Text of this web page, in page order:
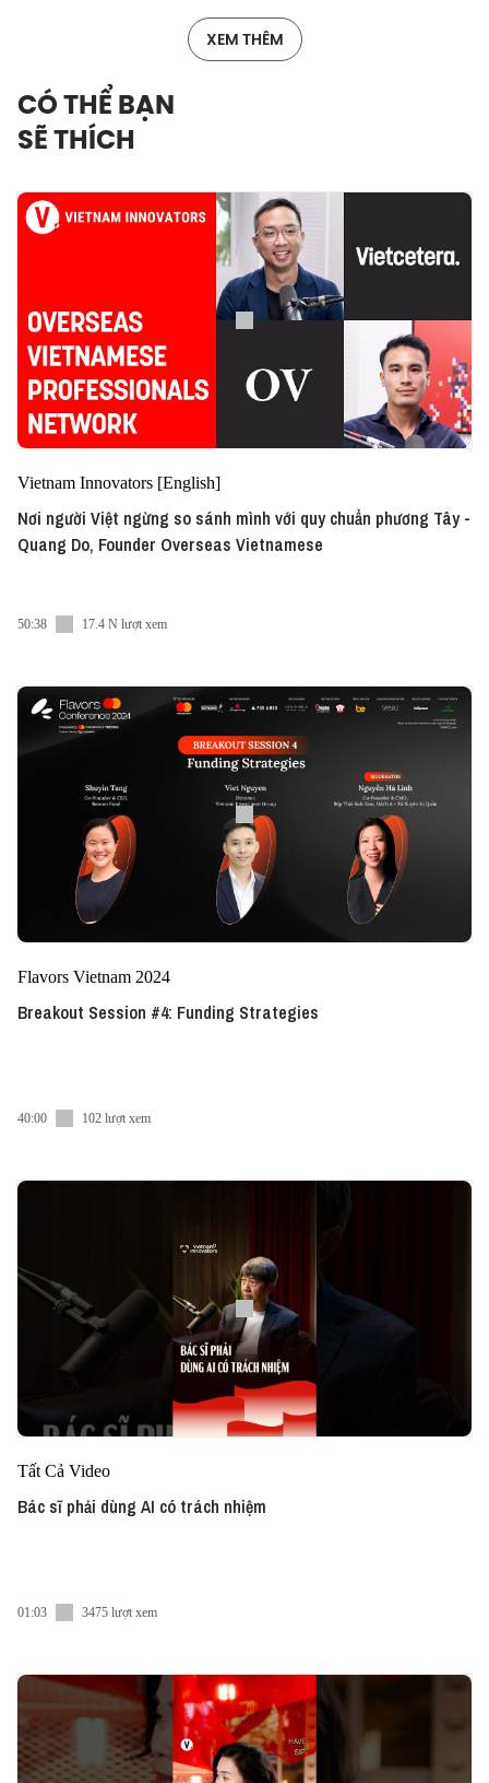
XEM THÊM
CÓ THỂ BẠN
SẼ THÍCH
Vietnam Innovators [English]
Nơi người Việt ngừng so sánh mình với quy chuẩn phương Tây -
Quang Do, Founder Overseas Vietnamese
50:38 17.4 N lượt xem
Flavors Vietnam 2024
Breakout Session #4: Funding Strategies
40:00 102 lượt xem
Tất Cả Video
Bác sĩ phải dùng AI có trách nhiệm
01:03 3475 lượt xem